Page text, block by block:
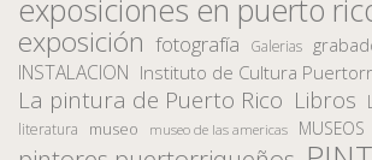
exposiciones en puerto
exposición fotografía Galerias
INSTALACION Instituto de Cultura
La pintura de Puerto Rico Libros
literatura museo museo de las americas MUSEOS